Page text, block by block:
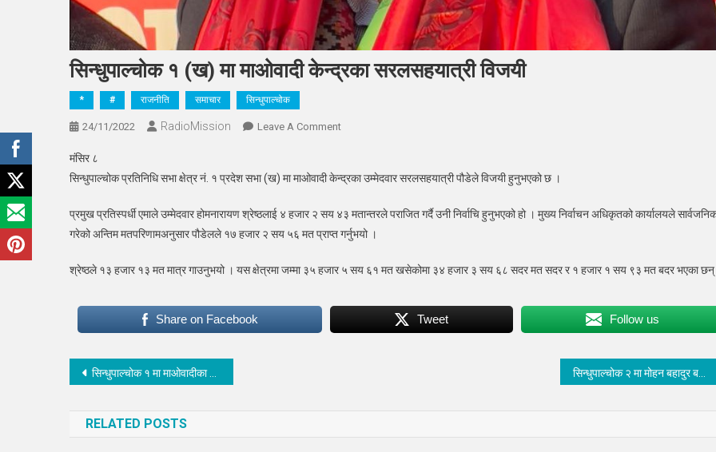
सिन्धुपाल्चोक १ (ख) मा माओवादी केन्द्रका सरलसहयात्री विजयी
* # राजनीति समाचार सिन्धुपाल्चोक
24/11/2022 RadioMission Leave A CommentOn
(ख)
माओवादी
केन्द्रका
विजयी
मंसिर ८
सिन्धुपाल्चोक प्रतिनिधि सभा क्षेत्र नं. १ प्रदेश सभा (ख) मा माओवादी केन्द्रका उम्मेदवार सरलसहयात्री पौडेले विजयी हुनुभएको छ ।
प्रमुख प्रतिस्पर्धी एमाले उम्मेदवार होमनारायण श्रेष्ठलाई ४ हजार २ सय ४३ मतान्तरले पराजित गर्दै उनी निर्वाचि हुनुभएको हो । मुख्य निर्वाचन अधिकृतको कार्यालयले
गरेको अन्तिम मतपरिणामअनुसार पौडेलले १७ हजार २ सय ५६ मत प्राप्त गर्नुभयो ।
श्रेष्ठले १३ हजार १३ मत मात्र गाउनुभयो । यस क्षेत्रमा जम्मा ३५ हजार ५ सय ६१ मत खसेकोमा ३४ हजार ३ सय ६८ सदर मत सदर र १ हजार १ सय ९३ मत बदर भएका
Share on Facebook Tweet Follow us
Post
सिन्धुपाल्चोक १ मा माओवादीका सापकोटा निर्वाचीत सिन्धुपाल्चोक २ मा मोहन बहादुर बस्नेत बिजयी
RELATED POSTS